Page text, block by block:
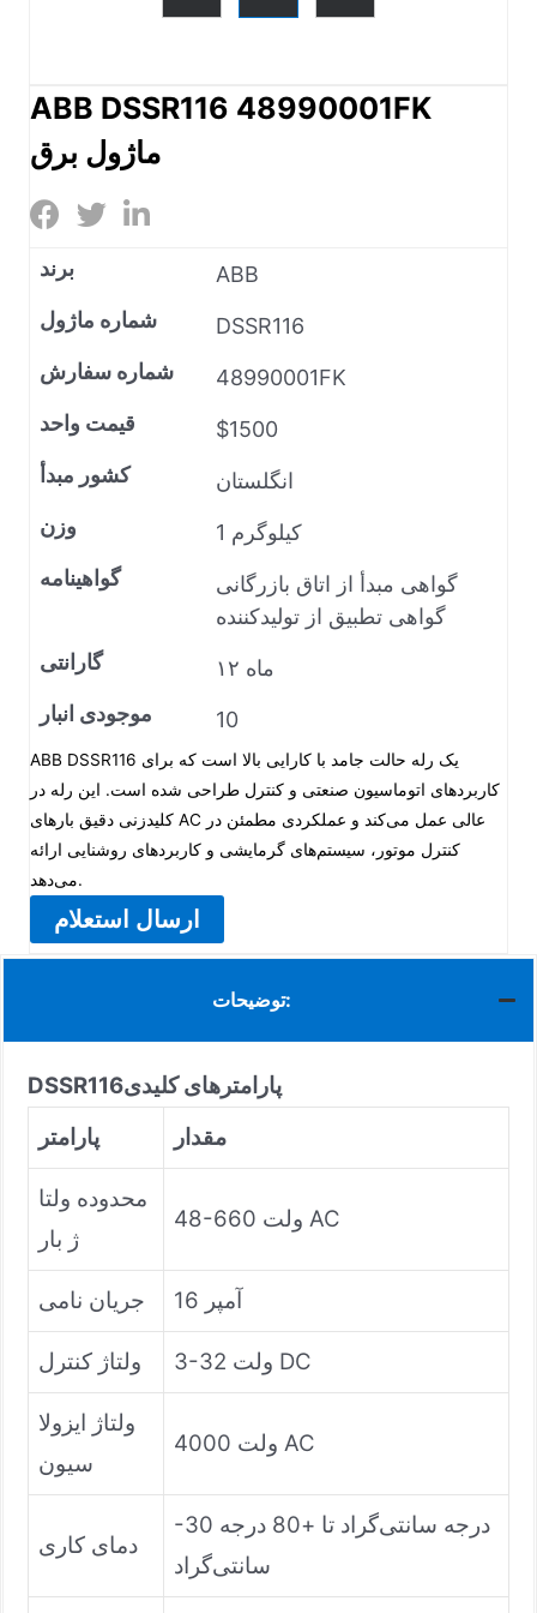
ABB DSSR116 48990001FK
ماژول برق
برند
ABB
شماره ماژول
DSSR116
شماره سفارش
48990001FK
قیمت واحد
$1500
کشور مبدأ
انگلستان
وزن
1 کیلوگرم
گواهینامه
گواهی مبدأ از اتاق بازرگانی
گواهی تطبیق از تولیدکننده
گارانتی
۱۲ ماه
موجودی انبار
10
ABB DSSR116 یک رله حالت جامد با کارایی بالا است که برای
کاربردهای اتوماسیون صنعتی و کنترل طراحی شده است. این رله در
کلیدزنی دقیق بارهای AC عالی عمل می‌کند و عملکردی مطمئن در
کنترل موتور، سیستم‌های گرمایشی و کاربردهای روشنایی ارائه
می‌دهد.
ارسال استعلام
توضیحات:
DSSR116پارامترهای کلیدی
پارامتر
مقدار
محدوده ولتا
ژ بار
48-660 ولت AC
جریان نامی 16 آمپر
ولتاژ کنترل 3-32 ولت DC
ولتاژ ایزولا
سیون
4000 ولت AC
دمای کاری
-30 درجه سانتی‌گراد تا +80 درجه
سانتی‌گراد